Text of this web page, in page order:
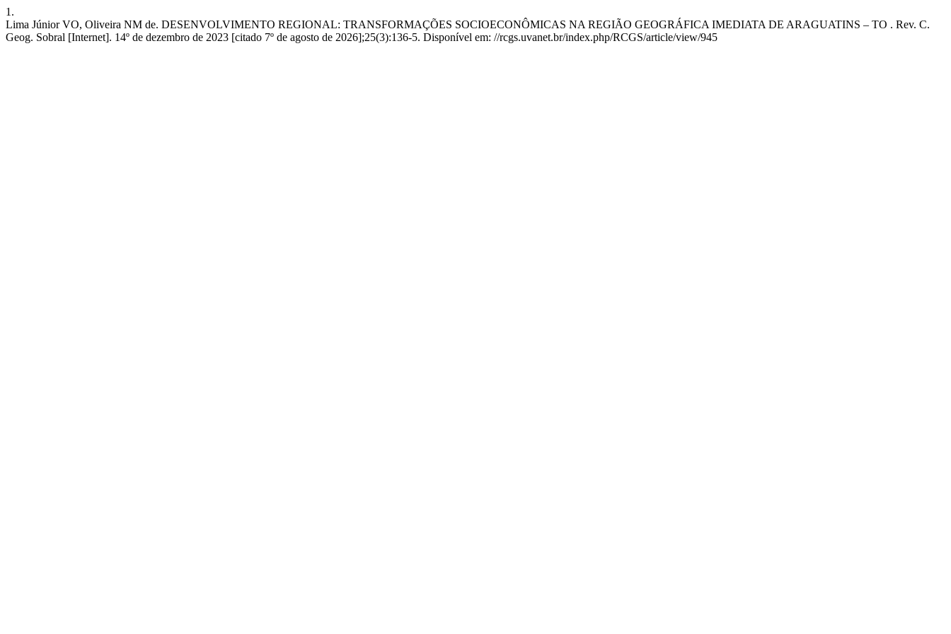
1.
Lima Júnior VO, Oliveira NM de. DESENVOLVIMENTO REGIONAL: TRANSFORMAÇÕES SOCIOECONÔMICAS NA REGIÃO GEOGRÁFICA IMEDIATA DE ARAGUATINS – TO . Rev. C.
Geog. Sobral [Internet]. 14º de dezembro de 2023 [citado 7º de agosto de 2026];25(3):136-5. Disponível em: //rcgs.uvanet.br/index.php/RCGS/article/view/945